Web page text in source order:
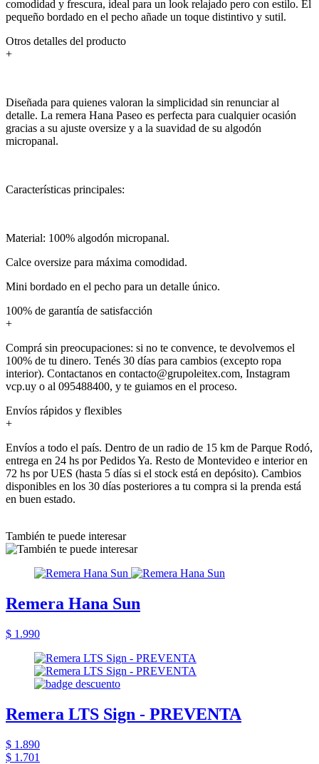
comodidad y frescura, ideal para un look relajado pero con estilo. El
pequeño bordado en el pecho añade un toque distintivo y sutil.
Otros detalles del producto
+
Diseñada para quienes valoran la simplicidad sin renunciar al
detalle. La remera Hana Paseo es perfecta para cualquier ocasión
gracias a su ajuste oversize y a la suavidad de su algodón
micropanal.
Características principales:
Material: 100% algodón micropanal.
Calce oversize para máxima comodidad.
Mini bordado en el pecho para un detalle único.
100% de garantía de satisfacción
+
Comprá sin preocupaciones: si no te convence, te devolvemos el
100% de tu dinero. Tenés 30 días para cambios (excepto ropa
interior). Contactanos en contacto@grupoleitex.com, Instagram
vcp.uy o al 095488400, y te guiamos en el proceso.
Envíos rápidos y flexibles
+
Envíos a todo el país. Dentro de un radio de 15 km de Parque Rodó,
entrega en 24 hs por Pedidos Ya. Resto de Montevideo e interior en
72 hs por UES (hasta 5 días si el stock está en depósito). Cambios
disponibles en los 30 días posteriores a tu compra si la prenda está
en buen estado.
También te puede interesar
Remera Hana Sun
$ 1.990
Remera LTS Sign - PREVENTA
$ 1.890
$ 1.701